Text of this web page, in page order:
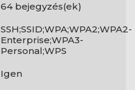
64 bejegyzés(ek)
SSH;SSID;WPA;WPA2;WPA2-
Enterprise;WPA3-
Personal;WPS
Igen